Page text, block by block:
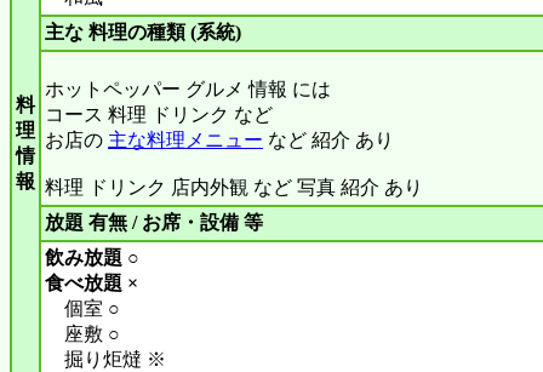
料
理
情
報
主な 料理の種類 (系統)
ホットペッパー グルメ 情報 には
コース 料理 ドリンク など
お店の 主な料理メニュー など 紹介 あり
料理 ドリンク 店内外観 など 写真 紹介 あり
放題 有無 / お席・設備 等
飲み放題 ○
食べ放題 ×
個室 ○
座敷 ○
掘り炬燵 ※